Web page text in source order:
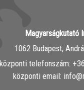
Magyarságkutató
1062 Budapest,
központi telefonszám:
központi email: